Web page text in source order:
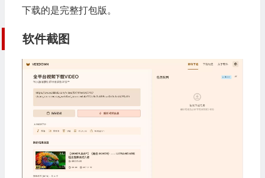
下载的是完整打包版。
软件截图